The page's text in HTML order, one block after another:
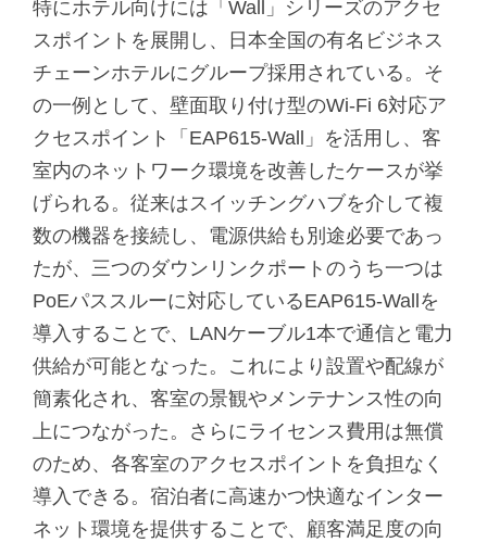
特にホテル向けには「Wall」シリーズのアクセ
スポイントを展開し、日本全国の有名ビジネス
チェーンホテルにグループ採用されている。そ
の一例として、壁面取り付け型のWi-Fi 6対応ア
クセスポイント「EAP615-Wall」を活用し、客
室内のネットワーク環境を改善したケースが挙
げられる。従来はスイッチングハブを介して複
数の機器を接続し、電源供給も別途必要であっ
たが、三つのダウンリンクポートのうち一つは
PoEパススルーに対応しているEAP615-Wallを
導入することで、LANケーブル1本で通信と電力
供給が可能となった。これにより設置や配線が
簡素化され、客室の景観やメンテナンス性の向
上につながった。さらにライセンス費用は無償
のため、各客室のアクセスポイントを負担なく
導入できる。宿泊者に高速かつ快適なインター
ネット環境を提供することで、顧客満足度の向